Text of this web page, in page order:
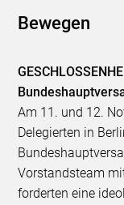
Bewegen
Am 11. und 12.
Delegierten in
Vorstandsteam
forderten eine